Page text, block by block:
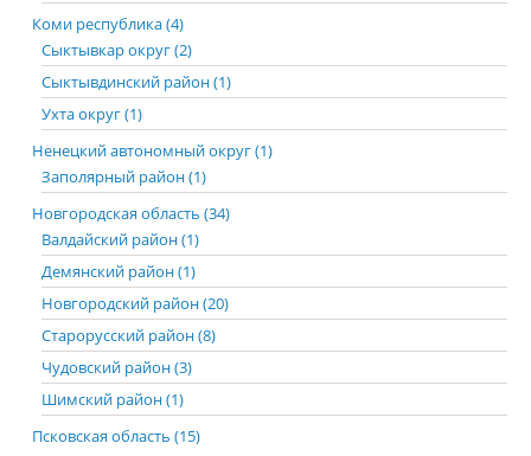
Коми республика (4)
Сыктывкар округ (2)
Сыктывдинский район (1)
Ухта округ (1)
Ненецкий автономный округ (1)
Заполярный район (1)
Новгородская область (34)
Валдайский район (1)
Демянский район (1)
Новгородский район (20)
Старорусский район (8)
Чудовский район (3)
Шимский район (1)
Псковская область (15)